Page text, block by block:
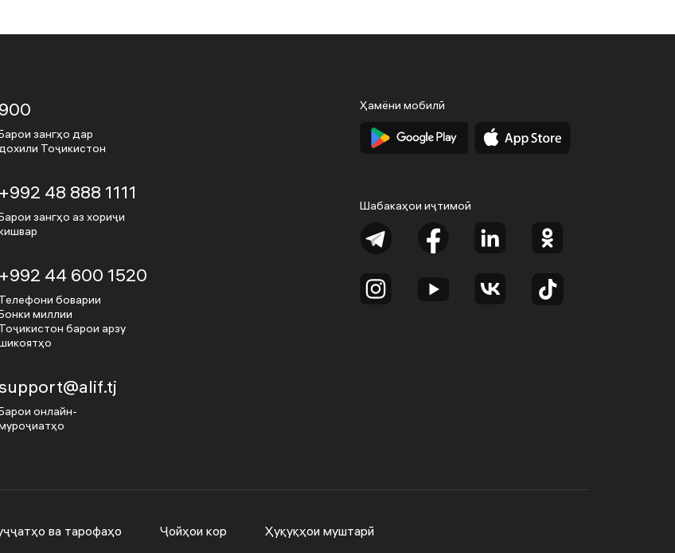
900
зангҳо дар
Тоҷикистон
+992 48 888 1111
зангҳо аз хориҷи
+992 44 600 1520
Телефони боварии
миллии
Тоҷикистон барои арзу
support@alif.tj
онлайн-
Ҳамёни мобилӣ
Шабакаҳои иҷтимоӣ
ва тарофаҳо Ҷойҳои кор Ҳуқуқҳои муштарӣ